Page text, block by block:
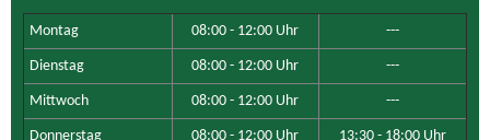
Montag 08:00 - 12:00 Uhr ---
Dienstag 08:00 - 12:00 Uhr ---
Mittwoch 08:00 - 12:00 Uhr ---
Donnerstag 08:00 - 12:00 Uhr 13:30 - 18:00 Uhr